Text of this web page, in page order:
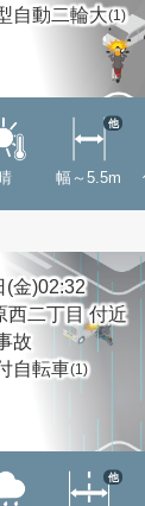
自動二輪大(1)
幅～5.5m
他
(金)02:32
西二丁目 付近
故
自転車(1)
他